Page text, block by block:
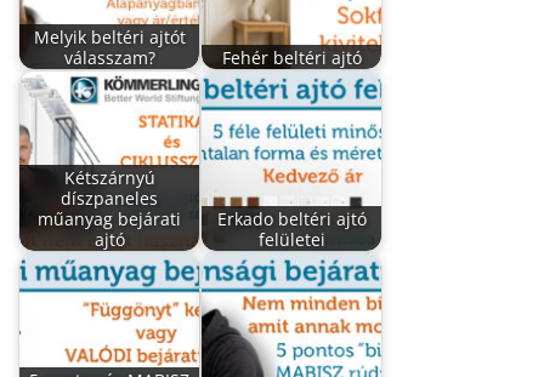
Melyik beltéri ajtót
válasszam?
Fehér beltéri ajtó
Kétszárnyú
díszpaneles
műanyag bejárati
ajtó
Erkado beltéri ajtó
felületei